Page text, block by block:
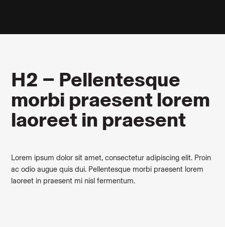
H2 – Pellentesque
morbi praesent lorem
laoreet in praesent
Lorem ipsum dolor sit amet, consectetur adipiscing elit. Proin
ac odio augue quis dui. Pellentesque morbi praesent lorem
laoreet in praesent mi nisl fermentum.